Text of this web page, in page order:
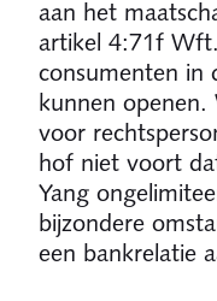
aan het
artikel 4:71f
consumenten in
kunnen
voor
hof niet voort
Yang
bijzondere
een bankrelatie